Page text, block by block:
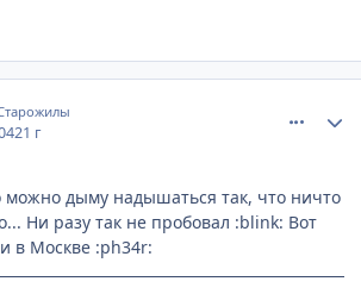
21 г
можно дыму надышаться так, что ничто
Ни разу так не пробовал :blink: Вот
в Москве :ph34r: